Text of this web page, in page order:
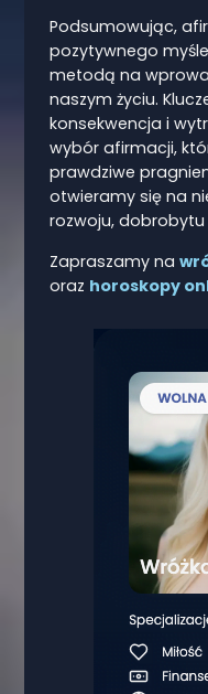
Podsumowując,
pozytywnego
metodą na
naszym życiu.
konsekwencja i
wybór afirmacji,
prawdziwe
otwieramy się na
rozwoju, dobrobytu
Zapraszamy na
oraz horoskopy